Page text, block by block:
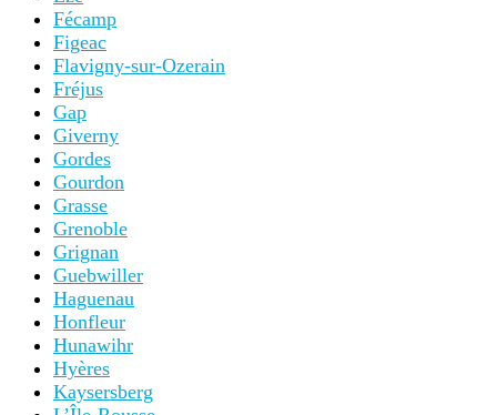
Fécamp
Figeac
Flavigny-sur-Ozerain
Fréjus
Gap
Giverny
Gordes
Gourdon
Grasse
Grenoble
Grignan
Guebwiller
Haguenau
Honfleur
Hunawihr
Hyères
Kaysersberg